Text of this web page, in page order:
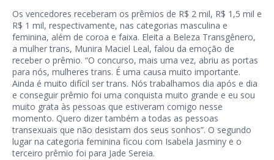
Os vencedores receberam os prêmios de R$ 2 mil, R$ 1,5 mil e
R$ 1 mil, respectivamente, nas categorias masculina e
feminina, além de coroa e faixa. Eleita a Beleza Transgênero,
a mulher trans, Munira Maciel Leal, falou da emoção de
receber o prêmio. “O concurso, mais uma vez, abriu as portas
para nós, mulheres trans. É uma causa muito importante.
Ainda é muito difícil ser trans. Nós trabalhamos dia após e dia
e conseguir prêmio foi uma conquista muito grande e eu sou
muito grata às pessoas que estiveram comigo nesse
momento. Quero dizer também a todas as pessoas
transexuais que não desistam dos seus sonhos”. O segundo
lugar na categoria feminina ficou com Isabela Jasminy e o
terceiro prêmio foi para Jade Sereia.